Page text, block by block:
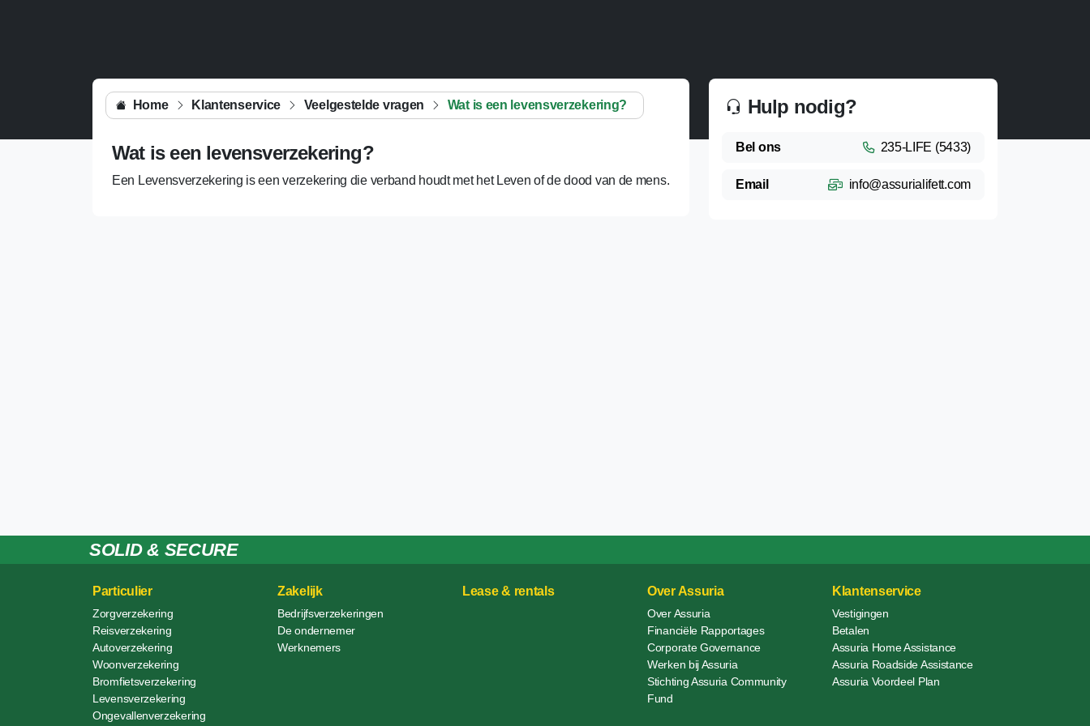
Home Klantenservice Veelgestelde vragen Wat is een levensverzekering?
Wat is een levensverzekering?
Een Levensverzekering is een verzekering die verband houdt met het Leven of de dood van de mens.
Hulp nodig?
Bel ons 235-LIFE (5433)
Email info@assurialifett.com
SOLID & SECURE
Particulier
Zorgverzekering
Reisverzekering
Autoverzekering
Woonverzekering
Bromfietsverzekering
Levensverzekering
Ongevallenverzekering
Zakelijk
Bedrijfsverzekeringen
De ondernemer
Werknemers
Lease & rentals Over Assuria
Over Assuria
Financiële Rapportages
Corporate Governance
Werken bij Assuria
Stichting Assuria Community
Fund
Klantenservice
Vestigingen
Betalen
Assuria Home Assistance
Assuria Roadside Assistance
Assuria Voordeel Plan